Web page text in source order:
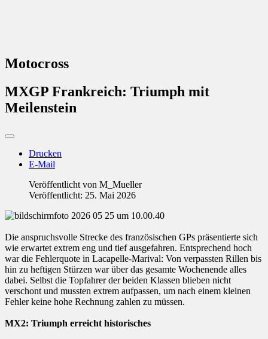
Motocross
MXGP Frankreich: Triumph mit
Meilenstein
Drucken
E-Mail
Veröffentlicht von M_Mueller
Veröffentlicht: 25. Mai 2026
Die anspruchsvolle Strecke des französischen GPs präsentierte sich
wie erwartet extrem eng und tief ausgefahren. Entsprechend hoch
war die Fehlerquote in Lacapelle-Marival: Von verpassten Rillen bis
hin zu heftigen Stürzen war über das gesamte Wochenende alles
dabei. Selbst die Topfahrer der beiden Klassen blieben nicht
verschont und mussten extrem aufpassen, um nach einem kleinen
Fehler keine hohe Rechnung zahlen zu müssen.
MX2: Triumph erreicht historisches